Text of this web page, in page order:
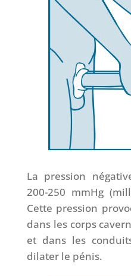
La pression
200-250 mmHg
Cette pression
dans les corps
et dans les
dilater le pénis.